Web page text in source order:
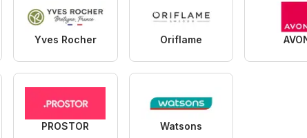
Yves Rocher Oriflame
PROSTOR Watsons